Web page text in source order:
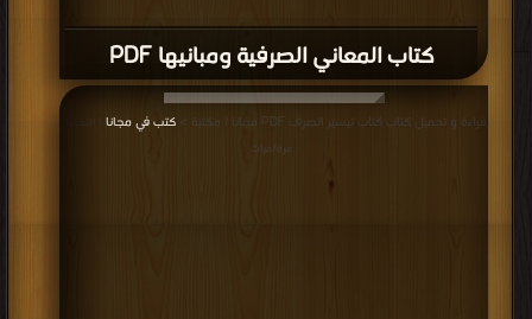
كتاب المعاني الصرفية ومبانيها PDF
قراءة و تحميل كتاب كتاب تيسير الصرف PDF مجانا | مكتبة > كتب في مجانا
: مرة/مرات